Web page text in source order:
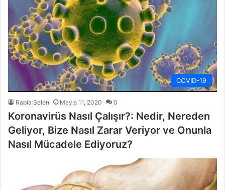
COVID-19
Rabia Selen Mayıs 11, 2020 0
Koronavirüs Nasıl Çalışır?: Nedir, Nereden
Geliyor, Bize Nasıl Zarar Veriyor ve Onunla
Nasıl Mücadele Ediyoruz?